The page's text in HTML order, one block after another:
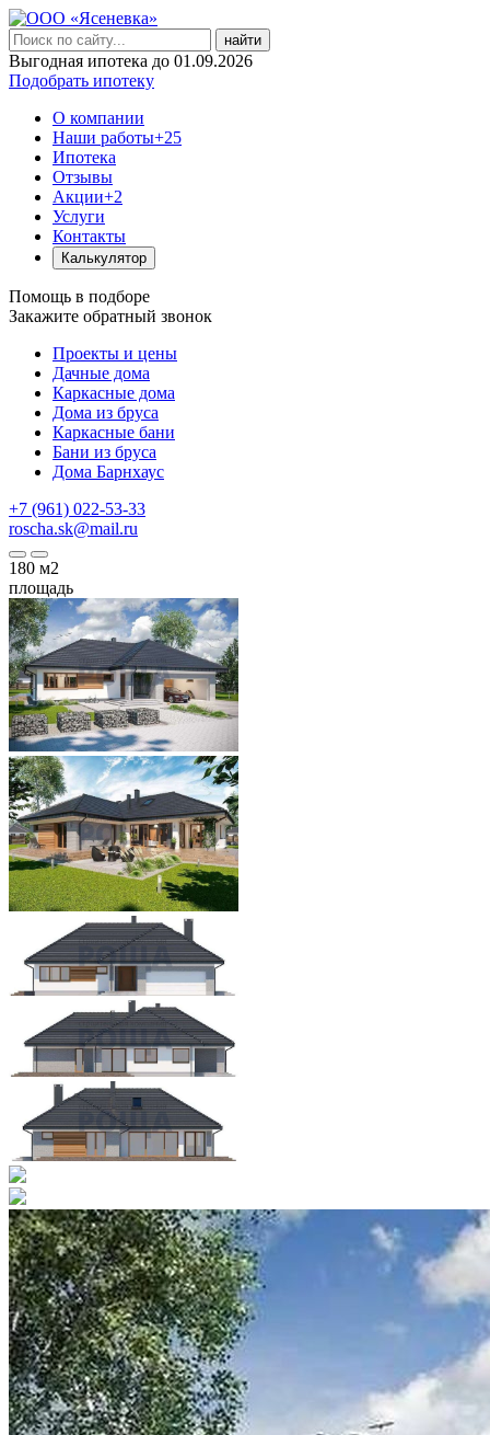
найти
Выгодная ипотека до 01.09.2026
Подобрать ипотеку
О компании
Наши работы+25
Ипотека
Отзывы
Акции+2
Услуги
Контакты
Калькулятор
Помощь в подборе
Закажите обратный звонок
Проекты и цены
Дачные дома
Каркасные дома
Дома из бруса
Каркасные бани
Бани из бруса
Дома Барнхаус
+7 (961) 022-53-33
roscha.sk@mail.ru
180 м2
площадь